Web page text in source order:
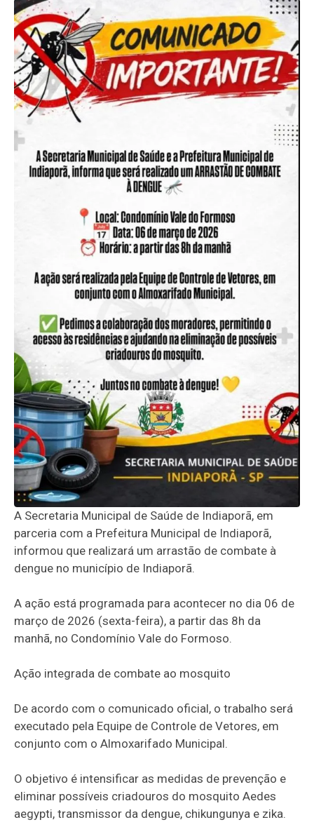
A Secretaria Municipal de Saúde de Indiaporã, em
parceria com a Prefeitura Municipal de Indiaporã,
informou que realizará um arrastão de combate à
dengue no município de Indiaporã.
A ação está programada para acontecer no dia 06 de
março de 2026 (sexta-feira), a partir das 8h da
manhã, no Condomínio Vale do Formoso.
Ação integrada de combate ao mosquito
De acordo com o comunicado oficial, o trabalho será
executado pela Equipe de Controle de Vetores, em
conjunto com o Almoxarifado Municipal.
O objetivo é intensificar as medidas de prevenção e
eliminar possíveis criadouros do mosquito Aedes
aegypti, transmissor da dengue, chikungunya e zika.